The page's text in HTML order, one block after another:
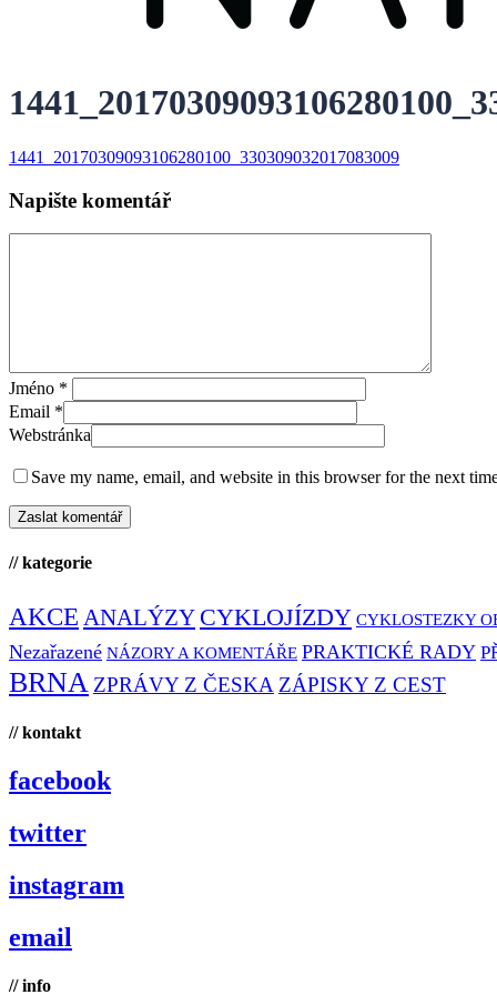
1441_20170309093106280100_330309032017083009
Napište komentář
Jméno *
Email *
Webstránka
Save my name, email, and website in this browser for the next
// kategorie
AKCE ANALÝZY CYKLOJÍZDY CYKLOSTEZKY
Nezařazené NÁZORY A KOMENTÁŘE PRAKTICKÉ RADY
BRNA ZPRÁVY Z ČESKA ZÁPISKY Z CEST
// kontakt
facebook
twitter
instagram
email
// info